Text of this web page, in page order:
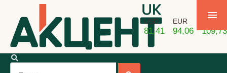
USD
81,41
EUR
94,06 109,73